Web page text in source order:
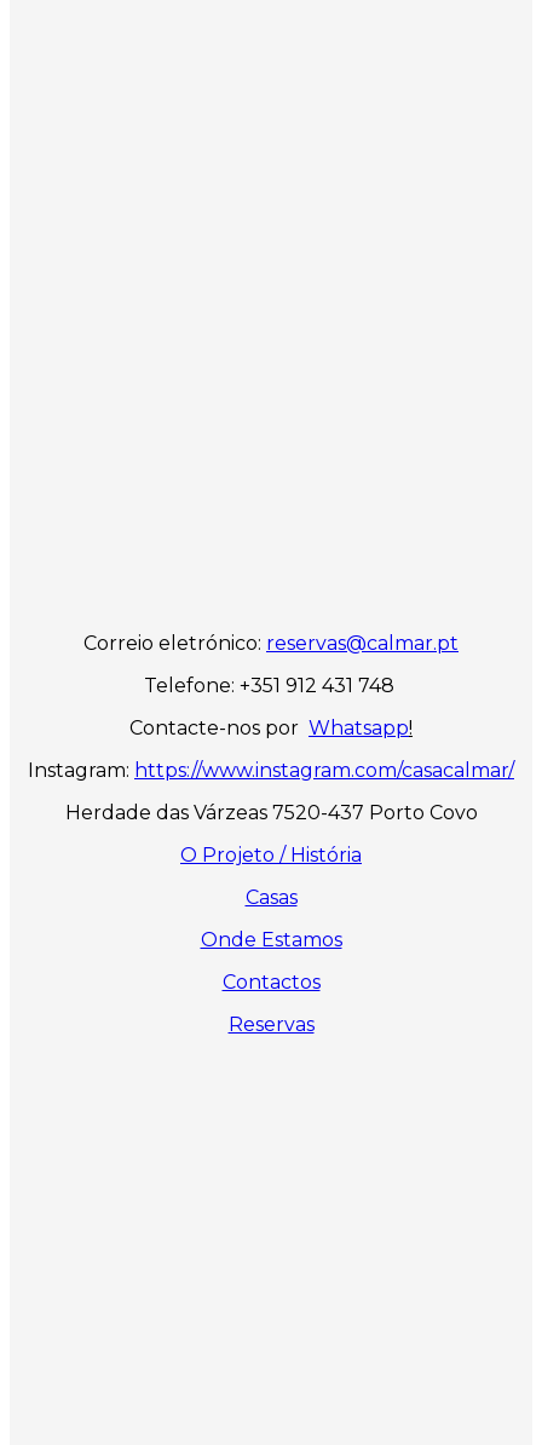
Correio eletrónico: reservas@calmar.pt
Telefone: +351 912 431 748
Contacte-nos por Whatsapp!
Instagram: https://www.instagram.com/casacalmar/
Herdade das Várzeas 7520-437 Porto Covo
O Projeto / História
Casas
Onde Estamos
Contactos
Reservas